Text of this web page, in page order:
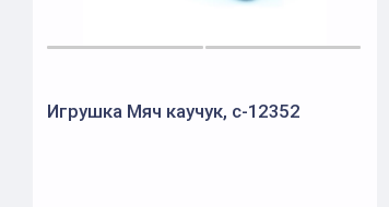
Игрушка Мяч каучук, c-12352